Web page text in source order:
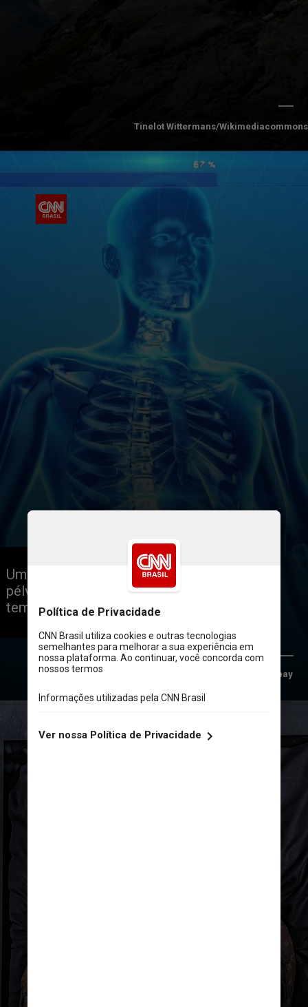
Tinelot Wittermans/Wikimediacommons
Um novo estudo do DNA extraído da
pélvis de Ötzi sugeriu que ele ainda
tem alguns segredos para revelar
Foto/Pixabay